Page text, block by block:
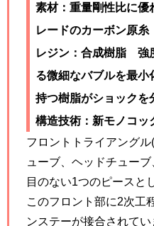
素材：重量剛性比に優
レードのカーボン原糸
レジン：合成樹脂 強
る微細なバブルを最小
持つ樹脂がショックを
構造技術：新モノコッ
フロントトライアング
ューブ、ヘッドチュー
目のない1つのピースと
このフロント部に2次工
ンステーが接合されてい